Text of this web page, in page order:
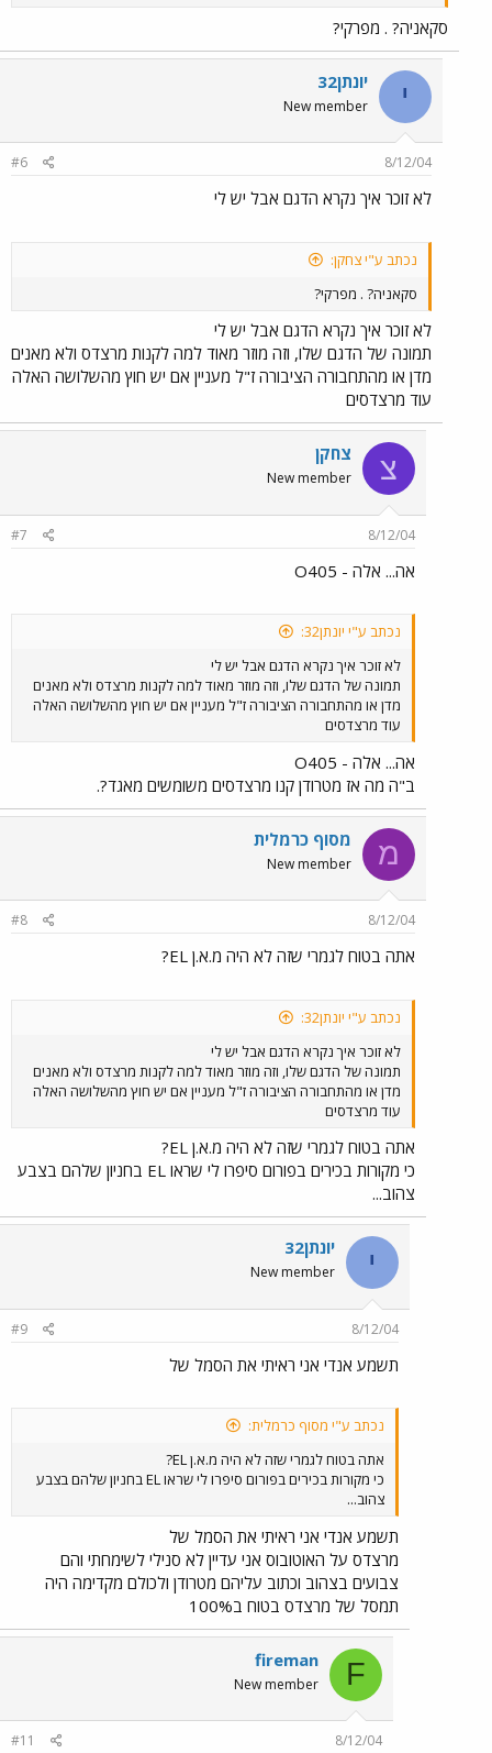
סקאניה? . מפרקי?
י יונתן32
New member
8/12/04
#6
לא זוכר איך נקרא הדגם אבל יש לי
נכתב ע"י צחקן:
סקאניה? . מפרקי?
לא זוכר איך נקרא הדגם אבל יש לי
תמונה של הדגם שלו, וזה מוזר מאוד למה לקנות מרצדס ולא מאנים
מדן או מהתחבורה הציבורה ז"ל מעניין אם יש חוץ מהשלושה האלה
עוד מרצדסים
צ צחקן
New member
8/12/04
#7
אה... אלה - O405
נכתב ע"י יונתן32:
לא זוכר איך נקרא הדגם אבל יש לי
תמונה של הדגם שלו, וזה מוזר מאוד למה לקנות מרצדס ולא מאנים
מדן או מהתחבורה הציבורה ז"ל מעניין אם יש חוץ מהשלושה האלה
עוד מרצדסים
אה... אלה - O405
ב"ה מה אז מטרודן קנו מרצדסים משומשים מאגד?.
מ מסוף כרמלית
New member
8/12/04
#8
אתה בטוח לגמרי שזה לא היה מ.א.ן EL?
נכתב ע"י יונתן32:
לא זוכר איך נקרא הדגם אבל יש לי
תמונה של הדגם שלו, וזה מוזר מאוד למה לקנות מרצדס ולא מאנים
מדן או מהתחבורה הציבורה ז"ל מעניין אם יש חוץ מהשלושה האלה
עוד מרצדסים
אתה בטוח לגמרי שזה לא היה מ.א.ן EL?
כי מקורות בכירים בפורום סיפרו לי שראו EL בחניון שלהם בצבע
צהוב...
י יונתן32
New member
8/12/04
#9
תשמע אנדי אני ראיתי את הסמל של
נכתב ע"י מסוף כרמלית:
אתה בטוח לגמרי שזה לא היה מ.א.ן EL?
כי מקורות בכירים בפורום סיפרו לי שראו EL בחניון שלהם בצבע
צהוב...
תשמע אנדי אני ראיתי את הסמל של
מרצדס על האוטובוס אני עדיין לא סנילי לשימחתי והם
צבועים בצהוב וכתוב עליהם מטרודן ולכולם מקדימה היה
תמסל של מרצדס בטוח ב100%
F
fireman
New member
8/12/04
#11